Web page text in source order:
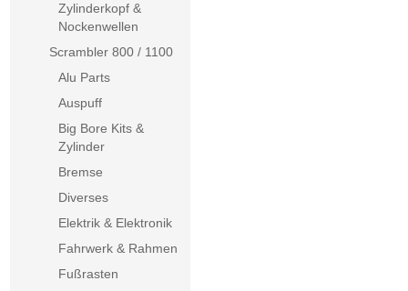
Zylinderkopf &
Nockenwellen
Scrambler 800 / 1100
Alu Parts
Auspuff
Big Bore Kits &
Zylinder
Bremse
Diverses
Elektrik & Elektronik
Fahrwerk & Rahmen
Fußrasten